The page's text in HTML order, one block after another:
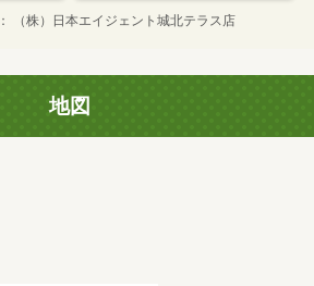
（株）日本エイジェント城北テラス店
地図